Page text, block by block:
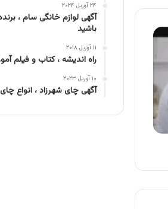
۲۴ آوریل ۲۰۲۴
آگهی لوازم خانگی سام ،
باشید
۱۱ آوریل ۲۰۱۸
راه اندیشه ، کتاب و فیلم
۱۰ آوریل ۲۰۲۳
آگهی چای شهرزاد ، انواع چای